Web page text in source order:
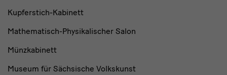
Kupferstich-Kabinett
Mathematisch-Physikalischer Salon
Münzkabinett
Museum für Sächsische Volkskunst